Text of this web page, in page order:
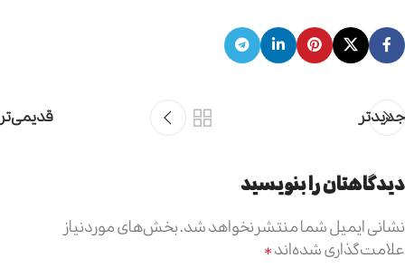
جدیدتر قدیمی‌تر
دیدگاهتان را بنویسید
نشانی ایمیل شما منتشر نخواهد شد.بخش‌های موردنیاز
علامت‌گذاری شده‌اند*